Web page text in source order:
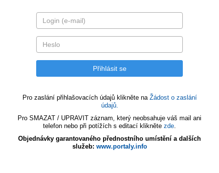
Pro zaslání přihlašovacích údajů klikněte na Žádost o zaslání
údajů.
Pro SMAZAT / UPRAVIT záznam, který neobsahuje váš mail ani
telefon nebo při potížích s editací klikněte zde.
Objednávky garantovaného přednostního umístění a dalších
služeb: www.portaly.info